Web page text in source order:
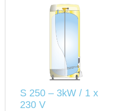
S 250 – 3kW / 1 x
230 V